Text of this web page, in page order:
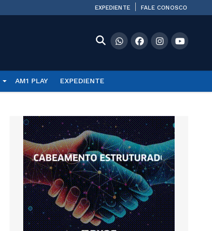
EXPEDIENTE FALE CONOSCO
AM1 PLAY EXPEDIENTE